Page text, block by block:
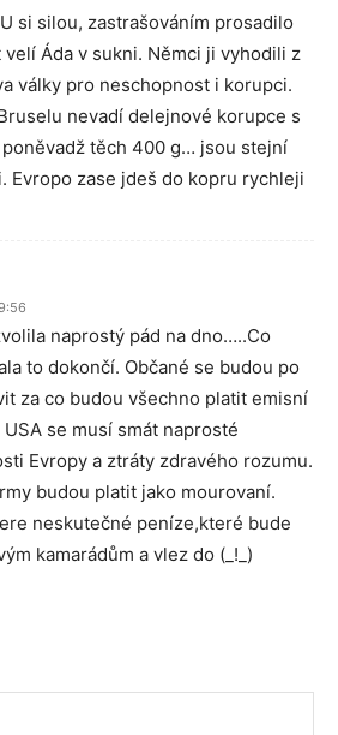
si silou, zastrašováním prosadilo
Áda v sukni. Němci ji vyhodili z
války pro neschopnost i korupci.
nevadí delejnové korupce s
těch 400 g… jsou stejní
Evropo zase jdeš do kopru rychleji
naprostý pád na dno…..Co
to dokončí. Občané se budou po
za co budou všechno platit emisní
se musí smát naprosté
Evropy a ztráty zdravého rozumu.
budou platit jako mourovaní.
neskutečné peníze,které bude
kamarádům a vlez do (_!_)